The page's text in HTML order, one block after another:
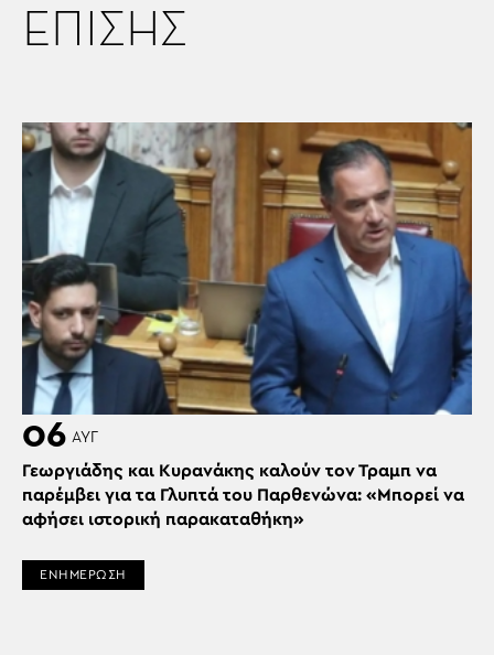
ΕΠΙΣΗΣ
06 ΑΥΓ
Γεωργιάδης και Κυρανάκης καλούν τον Τραμπ να
παρέμβει για τα Γλυπτά του Παρθενώνα: «Μπορεί να
αφήσει ιστορική παρακαταθήκη»
ΕΝΗΜΕΡΩΣΗ